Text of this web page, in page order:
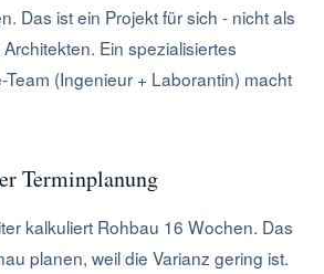
Das ist ein Projekt für sich - nicht als
Ein spezialisiertes
(Ingenieur + Laborantin) macht
Terminplanung
kalkuliert Rohbau 16 Wochen. Das
planen, weil die Varianz gering ist.